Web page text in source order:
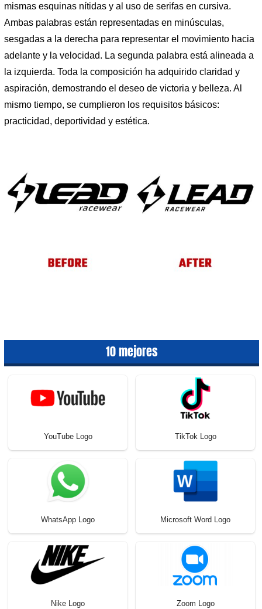
mismas esquinas nítidas y al uso de serifas en cursiva.
Ambas palabras están representadas en minúsculas,
sesgadas a la derecha para representar el movimiento hacia
adelante y la velocidad. La segunda palabra está alineada a
la izquierda. Toda la composición ha adquirido claridad y
aspiración, demostrando el deseo de victoria y belleza. Al
mismo tiempo, se cumplieron los requisitos básicos:
practicidad, deportividad y estética.
10 mejores
YouTube Logo TikTok Logo
WhatsApp Logo Microsoft Word Logo
Nike Logo Zoom Logo